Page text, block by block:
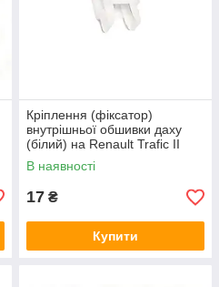
Кріплення (фіксатор)
внутрішньої обшивки даху
(білий) на Renault Trafic II
2001->2014 - PSA - 93852603
В наявності
17 ₴
Купити